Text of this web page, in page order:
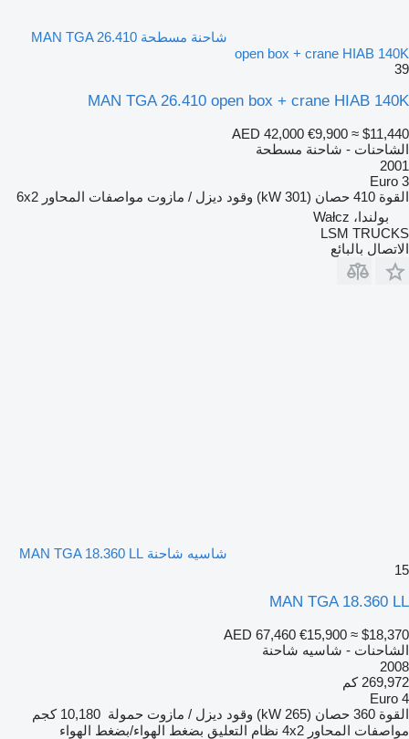
شاحنة مسطحة MAN TGA 26.410
open box + crane HIAB 140K
39
MAN TGA 26.410 open box + crane HIAB 140K
AED 42,000 €9,900 ≈ $11,440
الشاحنات - شاحنة مسطحة
2001
Euro 3
القوة 410 حصان (301 kW) وقود ديزل / مازوت مواصفات المحاور 6x2
بولندا، Wałcz
LSM TRUCKS
الاتصال بالبائع
شاسيه شاحنة MAN TGA 18.360 LL
15
MAN TGA 18.360 LL
AED 67,460 €15,900 ≈ $18,370
الشاحنات - شاسيه شاحنة
2008
269,972 كم
Euro 4
القوة 360 حصان (265 kW) وقود ديزل / مازوت حمولة 10,180 كجم
مواصفات المحاور 4x2 نظام التعليق بضغط الهواء/بضغط الهواء